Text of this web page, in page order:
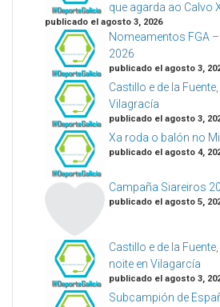
que agarda ao Calvo
publicado el agosto 3, 2026
Nomeamentos FGA
2026
publicado el agosto 3,
Castillo e de la
Vilagracía
publicado el agosto 3,
Xa roda o balón no
publicado el agosto 4,
Campaña Siareiros
publicado el agosto 5,
Castillo e de la
noite en Vilagarcía
publicado el agosto 3,
Subcampión de